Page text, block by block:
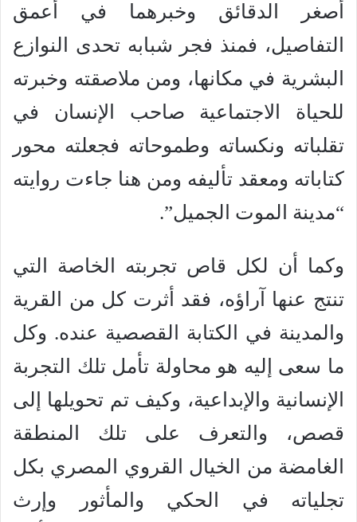
أصغر الدقائق وخبرهما في أعمق
التفاصيل، فمنذ فجر شبابه تحدى النوازع
البشرية في مكانها، ومن ملاصقته وخبرته
للحياة الاجتماعية صاحب الإنسان في
تقلباته ونكساته وطموحاته فجعلته محور
كتاباته ومعقد تأليفه ومن هنا جاءت روايته
“مدينة الموت الجميل”.
وكما أن لكل قاص تجربته الخاصة التي
تنتج عنها آراؤه، فقد أثرت كل من القرية
والمدينة في الكتابة القصصية عنده. وكل
ما سعى إليه هو محاولة تأمل تلك التجربة
الإنسانية والإبداعية، وكيف تم تحويلها إلى
قصص، والتعرف على تلك المنطقة
الغامضة من الخيال القروي المصري بكل
تجلياته في الحكي والمأثور وإرث